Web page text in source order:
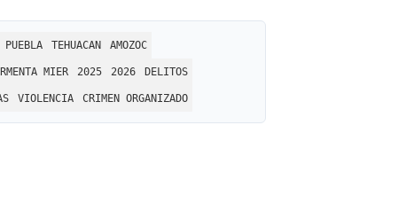
PUEBLA TEHUACAN AMOZOC
MIER 2025 2026 DELITOS
VIOLENCIA CRIMEN ORGANIZADO